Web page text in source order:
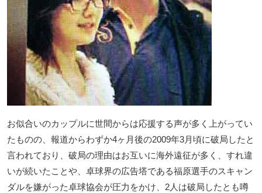
お似合いのカップルに世間からは応援する声が多く上がってい
たものの、報道からわずか4ヶ月後の2009年3月頃に破局したと
言われており、破局の理由はお互いに海外遠征が多く、すれ違
いが続いたことや、卓球界の広告塔である福原選手のスキャン
ダルを嫌がった卓球協会が圧力をかけ、2人は破局したとも噂